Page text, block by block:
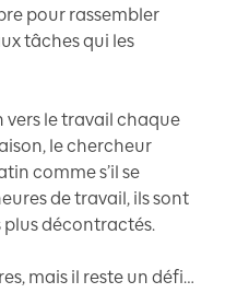
pour rassembler
tâches qui les
vers le travail chaque
le chercheur
comme s’il se
de travail, ils sont
plus décontractés.
mais il reste un défi…